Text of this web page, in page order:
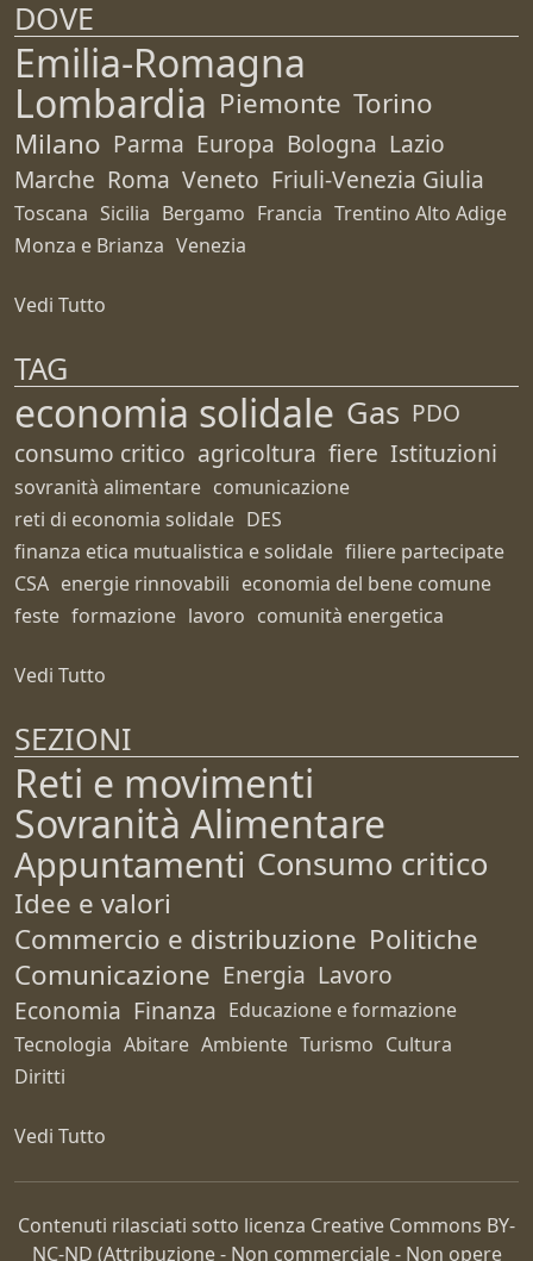
DOVE
Emilia-Romagna
Lombardia Piemonte Torino
Milano Parma Europa Bologna Lazio
Marche Roma Veneto Friuli-Venezia Giulia
Toscana Sicilia Bergamo Francia Trentino Alto Adige
Monza e Brianza Venezia
Vedi Tutto
TAG
economia solidale Gas PDO
consumo critico agricoltura fiere Istituzioni
sovranità alimentare comunicazione
reti di economia solidale DES
finanza etica mutualistica e solidale filiere partecipate
CSA energie rinnovabili economia del bene comune
feste formazione lavoro comunità energetica
Vedi Tutto
SEZIONI
Reti e movimenti
Sovranità Alimentare
Appuntamenti Consumo critico
Idee e valori
Commercio e distribuzione Politiche
Comunicazione Energia Lavoro
Economia Finanza Educazione e formazione
Tecnologia Abitare Ambiente Turismo Cultura
Diritti
Vedi Tutto
Contenuti rilasciati sotto licenza Creative Commons BY-
NC-ND (Attribuzione - Non commerciale - Non opere